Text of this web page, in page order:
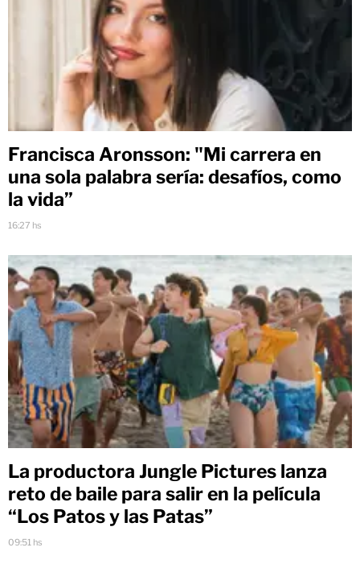
Francisca Aronsson: "Mi carrera en
una sola palabra sería: desafíos, como
la vida”
16:27 hs
La productora Jungle Pictures lanza
reto de baile para salir en la película
“Los Patos y las Patas”
09:51 hs